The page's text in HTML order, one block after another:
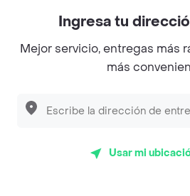
Únete a Rappi
Sobre Rappi
Ingresa tu
Mejor servicio, entregas más
más
Usar mi